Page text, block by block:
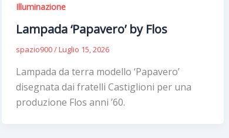
Illuminazione
Lampada ‘Papavero’ by Flos
spazio900/Luglio 15, 2026
Lampada da terra modello ‘Papavero’
disegnata dai fratelli Castiglioni per una
produzione Flos anni ’60.